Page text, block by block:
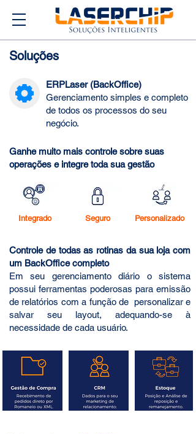
Soluções
ERPLaser (BackOffice)
Gerenciamento simples e completo
de todos os processos do seu
negócio.
Ganhe muito mais controle sobre suas
operações e integre toda sua gestão
Integrado Seguro Personalizado
Controle de todas as rotinas da sua loja com
um BackOffice completo
Em seu gerenciamento diário o sistema
possui ferramentas poderosas para emissão
de relatórios com a função de personalizar e
salvar seu layout, adequando-se à
necessidade de cada usuário.